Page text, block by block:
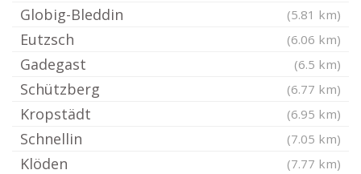
Globig-Bleddin (5.81 km)
Eutzsch (6.06 km)
Gadegast (6.5 km)
Schützberg (6.77 km)
Kropstädt (6.95 km)
Schnellin (7.05 km)
Klöden (7.77 km)